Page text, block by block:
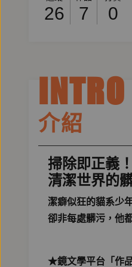
26 7 0
INTRO
介紹
掃除即正義
清潔世界的
潔癖似狂的貓系少
卻非每處髒污，他
★鏡文學平台「作